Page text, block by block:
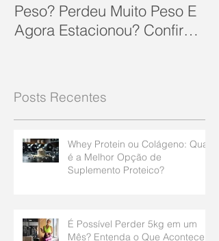
Peso? Perdeu Muito Peso E
Agora Estacionou? Confira
Posts Recentes
Whey Protein ou Colágeno: Qual
é a Melhor Opção de
Suplemento Proteico?
É Possível Perder 5kg em um
Mês? Entenda o Que Acontece